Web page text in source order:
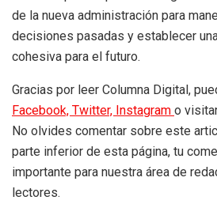
de la nueva administración para
decisiones pasadas y establecer
cohesiva para el futuro.
Gracias por leer Columna Digital,
Facebook, Twitter, Instagram o
No olvides comentar sobre este
parte inferior de esta página, tu
importante para nuestra área de
lectores.